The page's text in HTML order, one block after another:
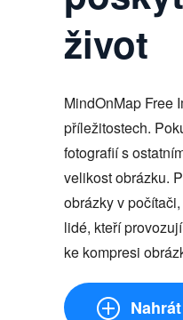
život
MindOnMap Free
příležitostech.
fotografií s
velikost obrázku.
obrázky v
lidé, kteří
ke kompresi